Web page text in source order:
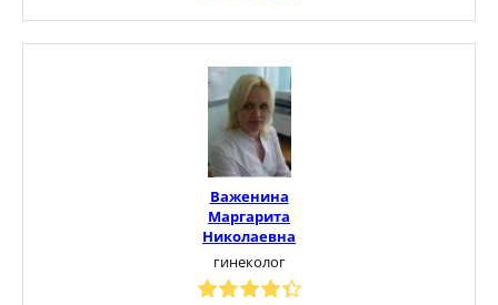
Важенина
Маргарита
Николаевна
гинеколог